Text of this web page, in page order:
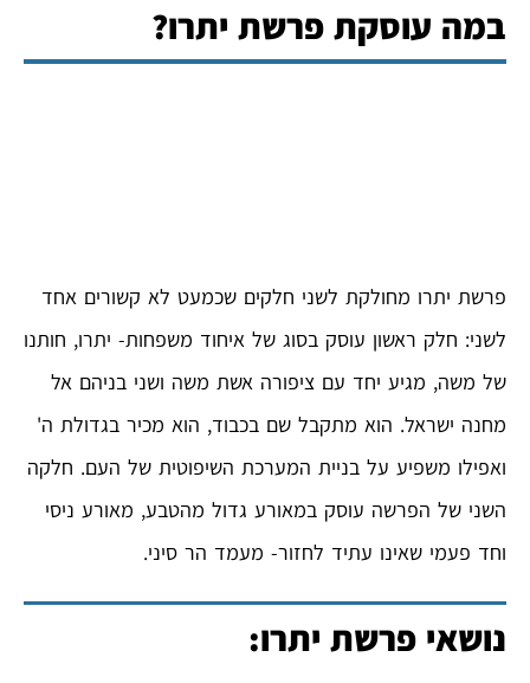
במה עוסקת פרשת יתרו?
פרשת יתרו מחולקת לשני חלקים שכמעט לא קשורים אחד
לשני: חלק ראשון עוסק בסוג של איחוד משפחות- יתרו, חותנו
של משה, מגיע יחד עם ציפורה אשת משה ושני בניהם אל
מחנה ישראל. הוא מתקבל שם בכבוד, הוא מכיר בגדולת ה'
ואפילו משפיע על בניית המערכת השיפוטית של העם. חלקה
השני של הפרשה עוסק במאורע גדול מהטבע, מאורע ניסי
וחד פעמי שאינו עתיד לחזור- מעמד הר סיני.
נושאי פרשת יתרו: